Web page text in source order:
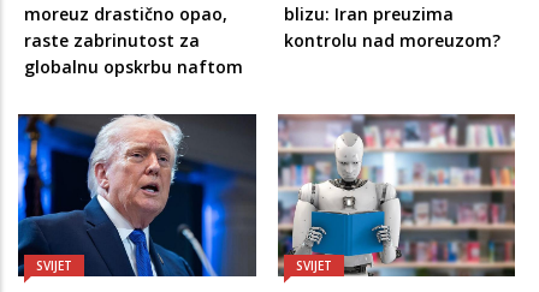
moreuz drastično opao,
raste zabrinutost za
globalnu opskrbu naftom
blizu: Iran preuzima
kontrolu nad moreuzom?
SVIJET SVIJET